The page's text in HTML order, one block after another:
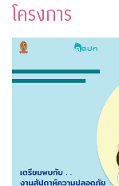
โครงการ